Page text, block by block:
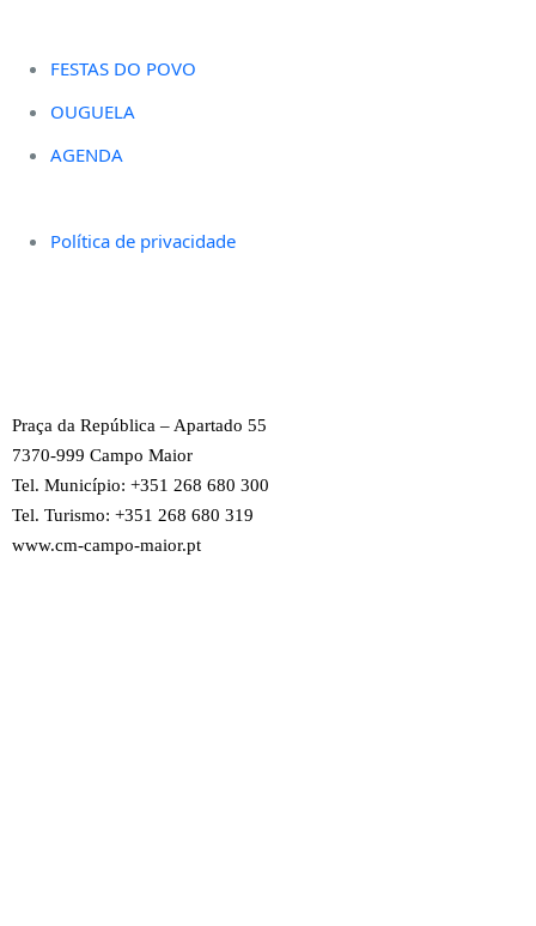
FESTAS DO POVO
OUGUELA
AGENDA
Política de privacidade
Praça da República – Apartado 55
7370-999 Campo Maior
Tel. Município: +351 268 680 300
Tel. Turismo: +351 268 680 319
www.cm-campo-maior.pt